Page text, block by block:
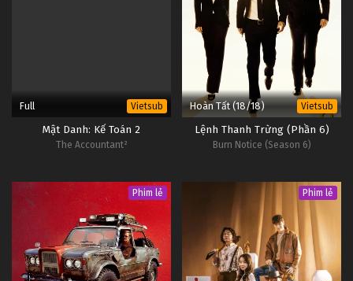
Full Vietsub
Mật Danh: Kế Toán 2
The Accountant²
Hoàn Tất (18/18) Vietsub
Lệnh Thanh Trừng (Phần 6)
Burn Notice (Season 6)
Phim lẻ Phim lẻ